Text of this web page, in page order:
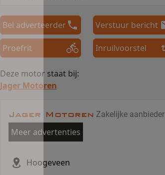
Bel adverteerder Verstuur bericht
Proefrit Inruilvoorstel
Deze motor staat bij:
Jager Motoren
Jager Motoren Zakelijke aanbieder
Meer advertenties
Hoogeveen